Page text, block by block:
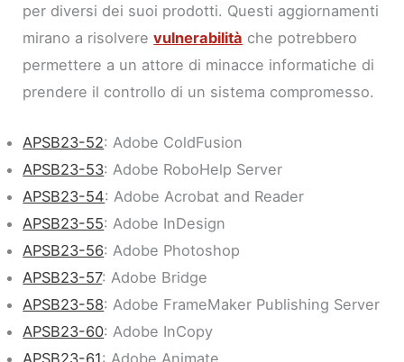
per diversi dei suoi prodotti. Questi aggiornamenti
mirano a risolverevulnerabilità che potrebbero
permettere a un attore di minacce informatiche di
prendere il controllo di un sistema compromesso.
APSB23-52: Adobe ColdFusion
APSB23-53: Adobe RoboHelp Server
APSB23-54: Adobe Acrobat and Reader
APSB23-55: Adobe InDesign
APSB23-56: Adobe Photoshop
APSB23-57: Adobe Bridge
APSB23-58: Adobe FrameMaker Publishing Server
APSB23-60: Adobe InCopy
APSB23-61: Adobe Animate